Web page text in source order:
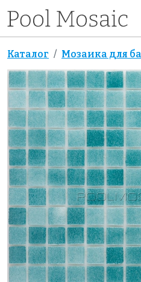
Каталог Мозаика для